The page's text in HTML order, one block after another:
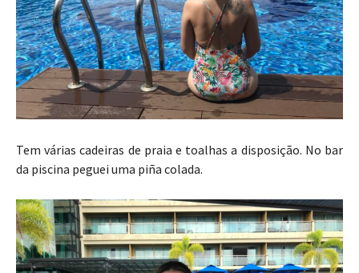
Tem várias cadeiras de praia e toalhas a disposição. No bar
da piscina peguei uma piña colada.